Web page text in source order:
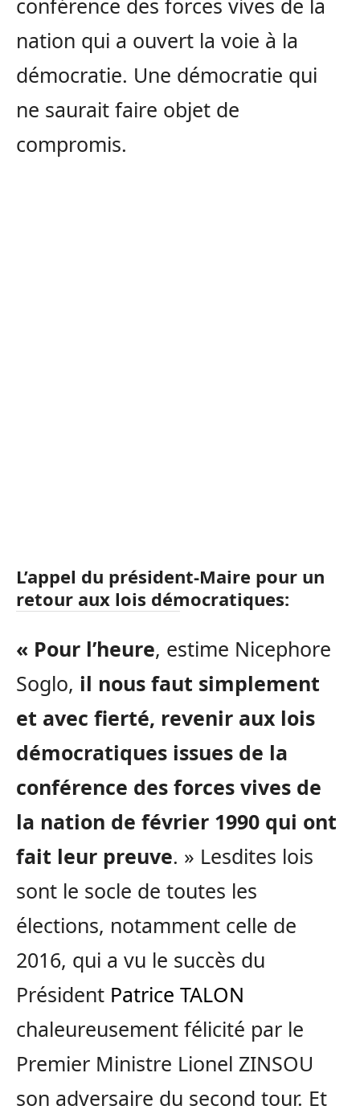
conférence des forces vives de la
nation qui a ouvert la voie à la
démocratie. Une démocratie qui
ne saurait faire objet de
compromis.
L’appel du président-Maire pour un
retour aux lois démocratiques:
« Pour l’heure, estime Nicephore
Soglo, il nous faut simplement
et avec fierté, revenir aux lois
démocratiques issues de la
conférence des forces vives de
la nation de février 1990 qui ont
fait leur preuve. » Lesdites lois
sont le socle de toutes les
élections, notamment celle de
2016, qui a vu le succès du
Président Patrice TALON
chaleureusement félicité par le
Premier Ministre Lionel ZINSOU
son adversaire du second tour. Et